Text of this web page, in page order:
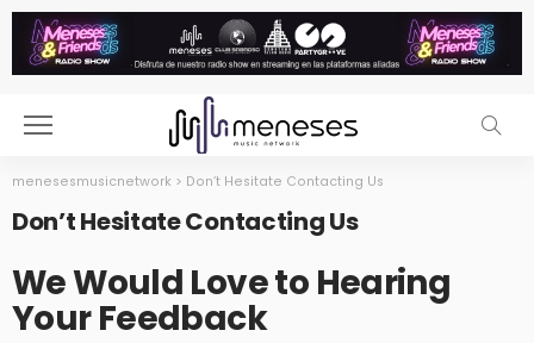
menesesmusicnetwork > Don’t Hesitate Contacting Us
Don’t Hesitate Contacting Us
We Would Love to Hearing
Your Feedback